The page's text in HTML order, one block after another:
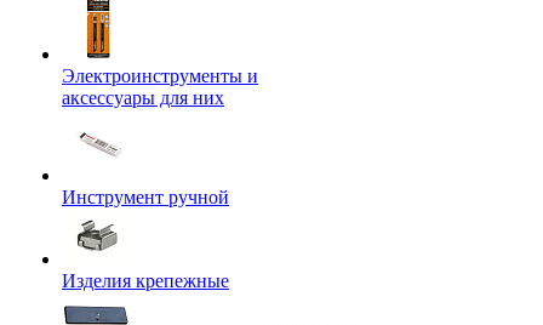
Электроинструменты и
аксессуары для них
Инструмент ручной
Изделия крепежные